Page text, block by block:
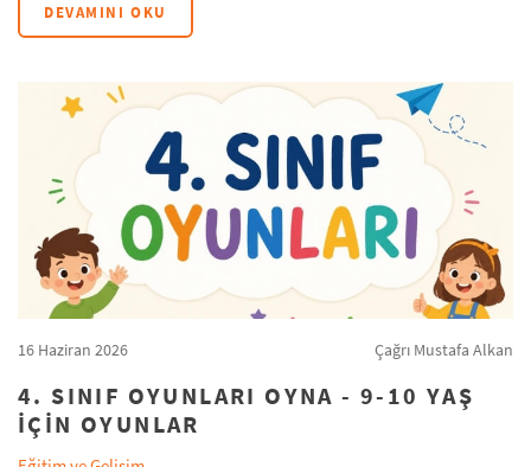
DEVAMINI OKU
16 Haziran 2026 Çağrı Mustafa Alkan
4. SINIF OYUNLARI OYNA - 9-10 YAŞ
IÇIN OYUNLAR